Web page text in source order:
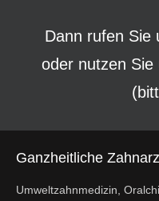
Dann rufen Sie
oder nutzen Sie
Ganzheitliche
Umweltzahnmedizin,